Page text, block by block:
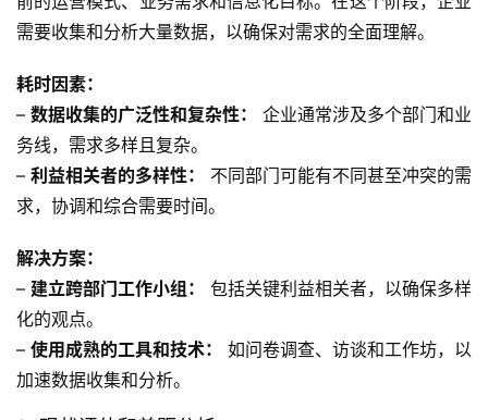
需要收集和分析大量数据，以确保对需求的全面理解。
耗时因素：
– 数据收集的广泛性和复杂性：
企业通常涉及多个部门和业
务线，需求多样且复杂。
– 利益相关者的多样性：
不同部门可能有不同甚至冲突的需
求，协调和综合需要时间。
解决方案：
– 建立跨部门工作小组：
包括关键利益相关者，以确保多样
化的观点。
– 使用成熟的工具和技术：
如问卷调查、访谈和工作坊，以
加速数据收集和分析。